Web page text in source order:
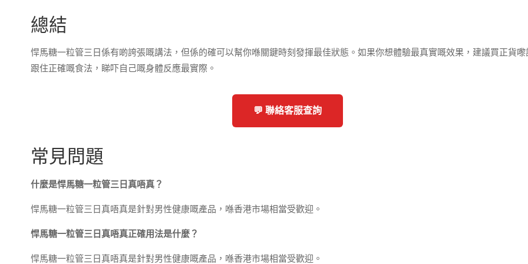
總結
悍馬糖一粒管三日係有啲誇張嘅講法，但係的確可以幫你喺關鍵時刻發揮最佳狀態。如果你想體驗最真實嘅效果，建議買正貨嚟
跟住正確嘅食法，睇吓自己嘅身體反應最實際。
💬 聯絡客服查詢
常見問題
什麼是悍馬糖一粒管三日真唔真？
悍馬糖一粒管三日真唔真是針對男性健康嘅產品，喺香港市場相當受歡迎。
悍馬糖一粒管三日真唔真正確用法是什麼？
悍馬糖一粒管三日真唔真是針對男性健康嘅產品，喺香港市場相當受歡迎。